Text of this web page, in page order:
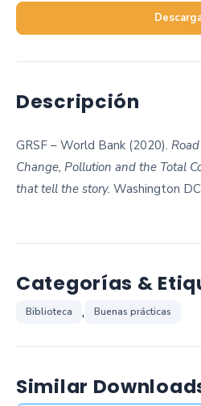
Descripción
GRSF – World Bank (2020).
Change, Pollution and the Total
that tell the story. Washington
Categorías &
Biblioteca , Buenas prácticas
Similar